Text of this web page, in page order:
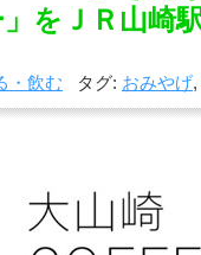
をＪＲ山崎
・飲む タグ: おみやげ,